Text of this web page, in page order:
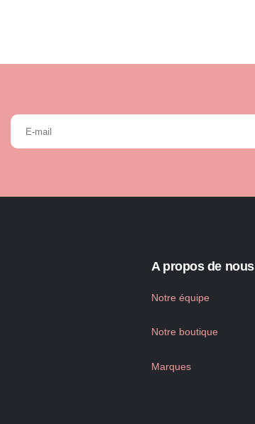
A propos de nous
Notre équipe
Notre boutique
Marques